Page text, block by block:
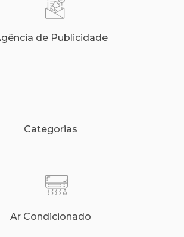
de Publicidade
Categorias
Ar Condicionado